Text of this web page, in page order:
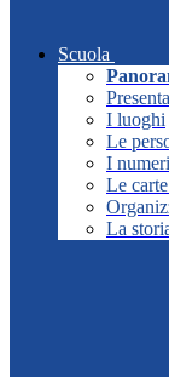
Scuola
I luoghi
Le
I
Le
La